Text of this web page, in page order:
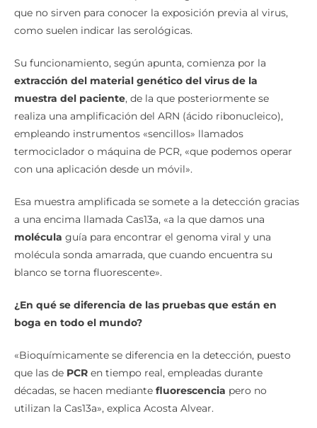
como suelen indicar las serológicas.
extracción del material genético del virus de la
muestra del paciente, de la que posteriormente se
realiza una amplificación del ARN (ácido ribonucleico),
empleando instrumentos «sencillos» llamados
termociclador o máquina de PCR, «que podemos operar
con una aplicación desde un móvil».
a una encima llamada Cas13a, «a la que damos una
moléculaguía para encontrar el genoma viral y una
molécula sonda amarrada, que cuando encuentra su
blanco se torna fluorescente».
boga en todo el mundo?
que las dePCRen tiempo real, empleadas durante
décadas, se hacen mediantefluorescenciapero no
utilizan la Cas13a», explica Acosta Alvear.